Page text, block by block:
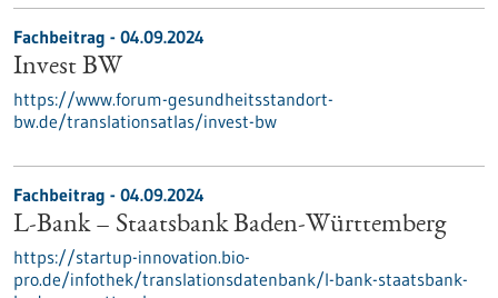
Fachbeitrag - 04.09.2024
Invest BW
https://www.forum-gesundheitsstandort-
bw.de/translationsatlas/invest-bw
Fachbeitrag - 04.09.2024
L-Bank – Staatsbank Baden-Württemberg
https://startup-innovation.bio-
pro.de/infothek/translationsdatenbank/l-bank-staatsbank-